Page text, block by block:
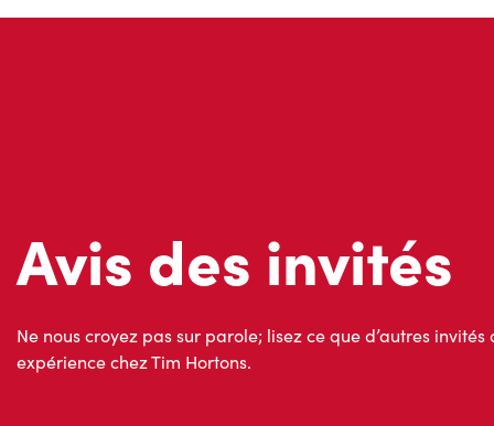
Avis des invités
Ne nous croyez pas sur parole; lisez ce que d’autres
expérience chez Tim Hortons.